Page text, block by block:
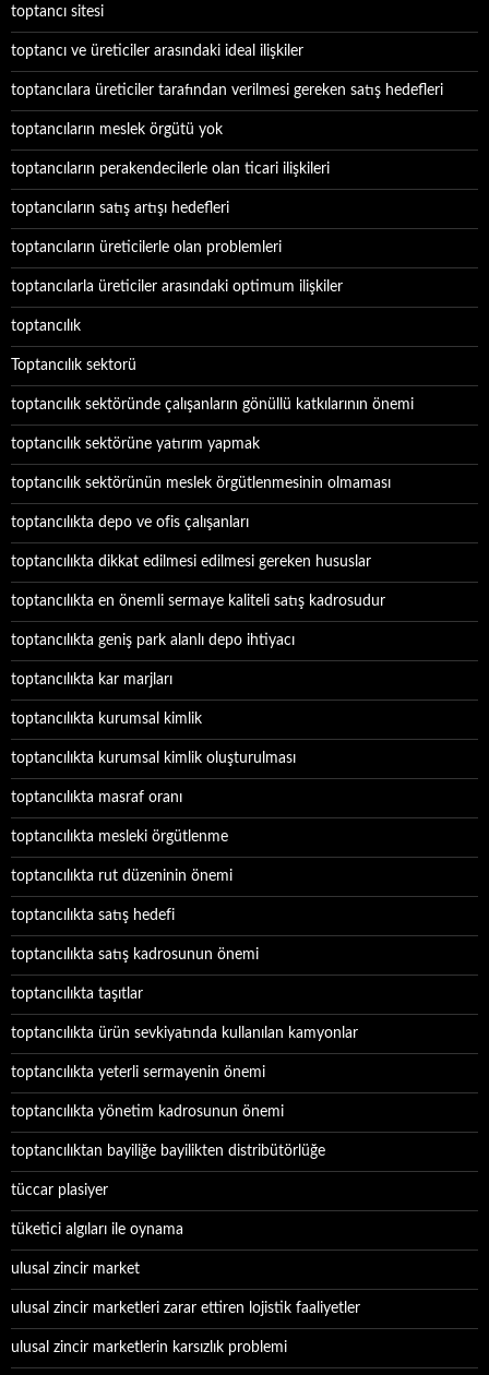
toptancı sitesi
toptancı ve üreticiler arasındaki ideal ilişkiler
toptancılara üreticiler tarafından verilmesi gereken satış hedefleri
toptancıların meslek örgütü yok
toptancıların perakendecilerle olan ticari ilişkileri
toptancıların satış artışı hedefleri
toptancıların üreticilerle olan problemleri
toptancılarla üreticiler arasındaki optimum ilişkiler
toptancılık
Toptancılık sektorü
toptancılık sektöründe çalışanların gönüllü katkılarının önemi
toptancılık sektörüne yatırım yapmak
toptancılık sektörünün meslek örgütlenmesinin olmaması
toptancılıkta depo ve ofis çalışanları
toptancılıkta dikkat edilmesi edilmesi gereken hususlar
toptancılıkta en önemli sermaye kaliteli satış kadrosudur
toptancılıkta geniş park alanlı depo ihtiyacı
toptancılıkta kar marjları
toptancılıkta kurumsal kimlik
toptancılıkta kurumsal kimlik oluşturulması
toptancılıkta masraf oranı
toptancılıkta mesleki örgütlenme
toptancılıkta rut düzeninin önemi
toptancılıkta satış hedefi
toptancılıkta satış kadrosunun önemi
toptancılıkta taşıtlar
toptancılıkta ürün sevkiyatında kullanılan kamyonlar
toptancılıkta yeterli sermayenin önemi
toptancılıkta yönetim kadrosunun önemi
toptancılıktan bayiliğe bayilikten distribütörlüğe
tüccar plasiyer
tüketici algıları ile oynama
ulusal zincir market
ulusal zincir marketleri zarar ettiren lojistik faaliyetler
ulusal zincir marketlerin karsızlık problemi